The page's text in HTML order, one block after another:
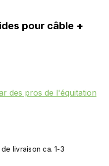
pour câble +
des pros de l'équitation
livraison ca. 1-3